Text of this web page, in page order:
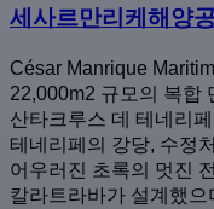
세사르만리케해양
César Manrique
22,000m2 규모의 복합
산타크루스 데 테네리
테네리페의 강당, 수정
어우러진 초록의 멋진
칼라트라바가 설계했